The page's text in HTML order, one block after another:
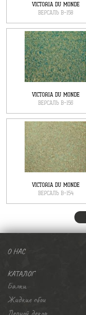
VICTORIA DU MONDE
ВЕРСАЛЬ В-158
VICTORIA DU MONDE
ВЕРСАЛЬ В-156
VICTORIA DU MONDE
ВЕРСАЛЬ В-154
О НАС
КАТАЛОГ
Балки
Жидкие обои